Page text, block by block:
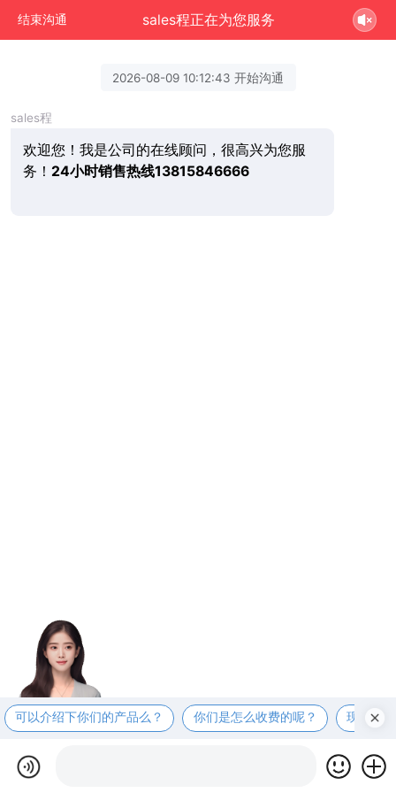
结束沟通 sales程正在为您服务
2026-08-09 10:12:43 开始沟通
sales程
欢迎您！我是公司的在线顾问，很高兴为您服
务！ 24小时销售热线13815846666
可以介绍下你们的产品么？ 你们是怎么收费的呢？ 现在有